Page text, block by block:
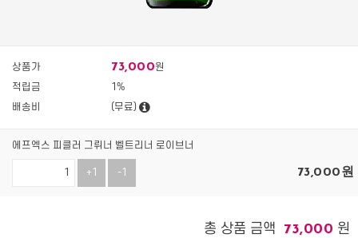
상품가 73,000원
적립금
1%
배송비
(무료)
에프엑스 피클러 그뤼너 벨트리너 로이브너
+1 -1 73,000원
총 상품 금액 73,000 원